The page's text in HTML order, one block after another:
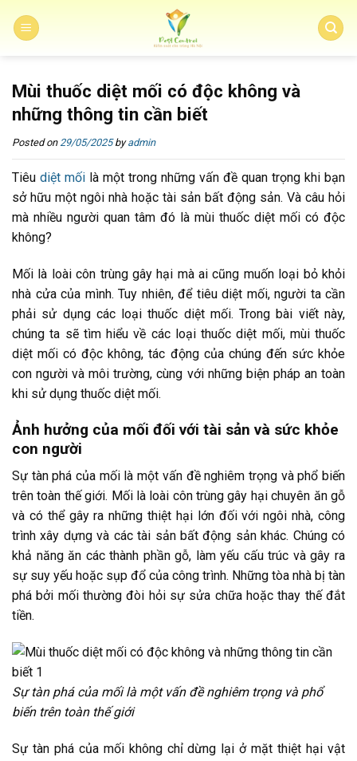
Mùi thuốc diệt mối có độc không và
những thông tin cần biết
Posted on29/05/2025byadmin
Tiêu diệt mối là một trong những vấn đề quan trọng khi bạn
sở hữu một ngôi nhà hoặc tài sản bất động sản. Và câu hỏi
mà nhiều người quan tâm đó là mùi thuốc diệt mối có độc
không?
Mối là loài côn trùng gây hại mà ai cũng muốn loại bỏ khỏi
nhà cửa của mình. Tuy nhiên, để tiêu diệt mối, người ta cần
phải sử dụng các loại thuốc diệt mối. Trong bài viết này,
chúng ta sẽ tìm hiểu về các loại thuốc diệt mối, mùi thuốc
diệt mối có độc không, tác động của chúng đến sức khỏe
con người và môi trường, cùng với những biện pháp an toàn
khi sử dụng thuốc diệt mối.
Ảnh hưởng của mối đối với tài sản và sức khỏe
con người
Sự tàn phá của mối là một vấn đề nghiêm trọng và phổ biến
trên toàn thế giới. Mối là loài côn trùng gây hại chuyên ăn gỗ
và có thể gây ra những thiệt hại lớn đối với ngôi nhà, công
trình xây dựng và các tài sản bất động sản khác. Chúng có
khả năng ăn các thành phần gỗ, làm yếu cấu trúc và gây ra
sự suy yếu hoặc sụp đổ của công trình. Những tòa nhà bị tàn
phá bởi mối thường đòi hỏi sự sửa chữa hoặc thay thế đắt
tiền.
Sự tàn phá của mối là một vấn đề nghiêm trọng và phổ
biến trên toàn thế giới
Sự tàn phá của mối không chỉ dừng lại ở mặt thiệt hại vật